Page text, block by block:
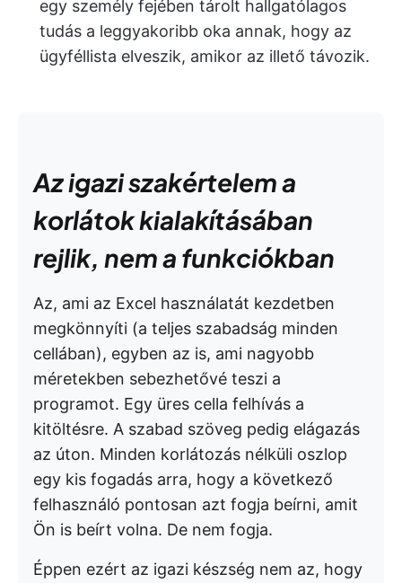
egy személy fejében tárolt hallgatólagos
tudás a leggyakoribb oka annak, hogy az
ügyféllista elveszik, amikor az illető távozik.
Az igazi szakértelem a
korlátok kialakításában
rejlik, nem a funkciókban
Az, ami az Excel használatát kezdetben
megkönnyíti (a teljes szabadság minden
cellában), egyben az is, ami nagyobb
méretekben sebezhetővé teszi a
programot. Egy üres cella felhívás a
kitöltésre. A szabad szöveg pedig elágazás
az úton. Minden korlátozás nélküli oszlop
egy kis fogadás arra, hogy a következő
felhasználó pontosan azt fogja beírni, amit
Ön is beírt volna. De nem fogja.
Éppen ezért az igazi készség nem az, hogy